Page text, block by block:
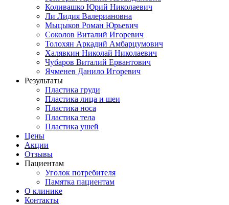
Коливашко Юрий Николаевич
Ли Лидия Валериановна
Мыцыков Роман Юрьевич
Соколов Виталий Игоревич
Толохян Аркадий Амбарцумович
Халявкин Николай Николаевич
Чубаров Виталий Ервантович
Ячменев Данило Игоревич
Результаты
Пластика груди
Пластика лица и шеи
Пластика носа
Пластика тела
Пластика ушей
Цены
Акции
Отзывы
Пациентам
Уголок потребителя
Памятка пациентам
О клинике
Контакты